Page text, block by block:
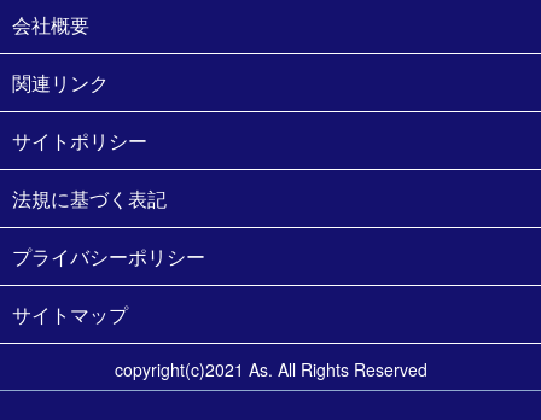
会社概要
関連リンク
サイトポリシー
法規に基づく表記
プライバシーポリシー
サイトマップ
copyright(c)2021 As. All Rights Reserved